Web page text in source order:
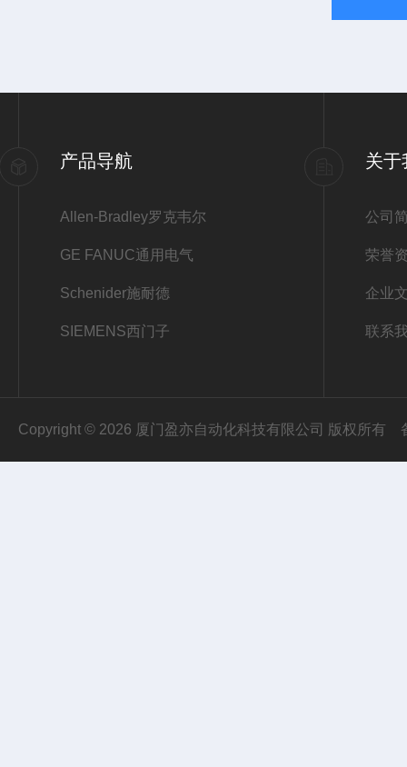
产品导航
Allen-Bradley罗克韦尔
GE FANUC通用电气
Schenider施耐德
SIEMENS西门子
关于
公司
荣誉
企业
联系
Copyright © 2026 厦门盈亦自动化科技有限公司 版权所有